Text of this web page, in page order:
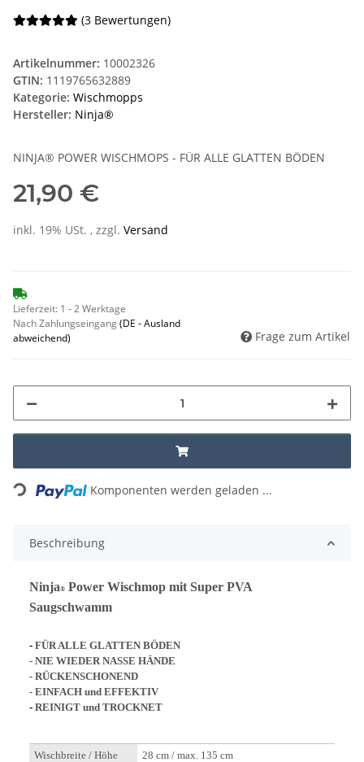
(3 Bewertungen)
Artikelnummer: 10002326
GTIN: 1119765632889
Kategorie: Wischmopps
Hersteller: Ninja®
NINJA® POWER WISCHMOPS - FÜR ALLE GLATTEN BÖDEN
21,90 €
inkl. 19% USt. , zzgl. Versand
Lieferzeit: 1 - 2 Werktage
Nach Zahlungseingang(DE - Ausland
abweichend)
Frage zum Artikel
Loading... Komponenten werden geladen ...
Beschreibung
Ninja® Power Wischmop mit Super PVA
Saugschwamm
- FÜR ALLE GLATTEN BÖDEN
- NIE WIEDER NASSE HÄNDE
- RÜCKENSCHONEND
- EINFACH und EFFEKTIV
- REINIGT und TROCKNET
Wischbreite / Höhe 28 cm / max. 135 cm